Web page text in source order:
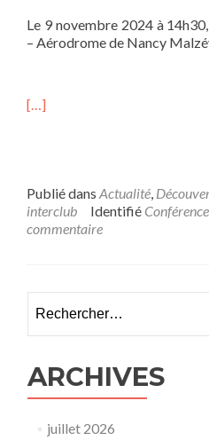
Le 9 novembre 2024 à
– Aérodrome de Nancy
[…]
Publié dans Actualité,
interclub
Identifié Conférence
commentaire
ARCHIVES
juillet 2026